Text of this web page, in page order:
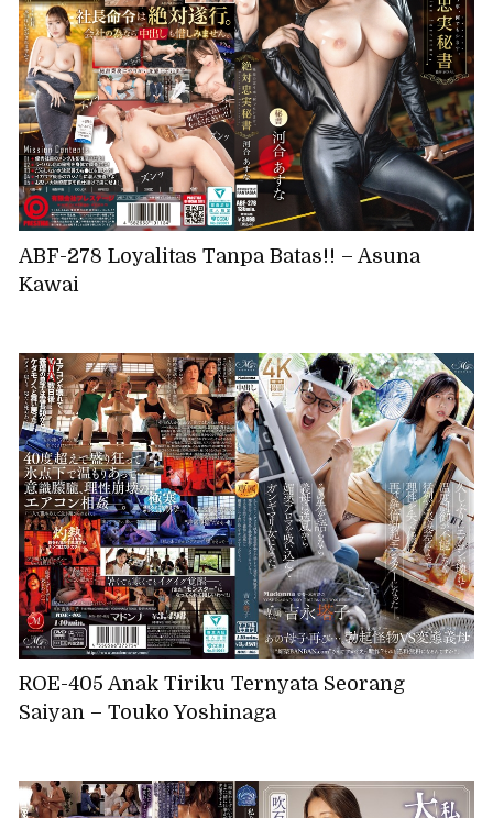
ABF-278 Loyalitas Tanpa Batas!! – Asuna
Kawai
ROE-405 Anak Tiriku Ternyata Seorang
Saiyan – Touko Yoshinaga